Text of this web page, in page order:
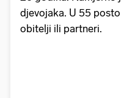
djevojaka. U 55
obitelji ili partneri.